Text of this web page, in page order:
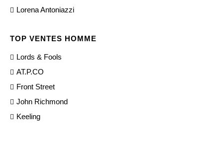
Lorena Antoniazzi
TOP VENTES HOMME
Lords & Fools
AT.P.CO
Front Street
John Richmond
Keeling